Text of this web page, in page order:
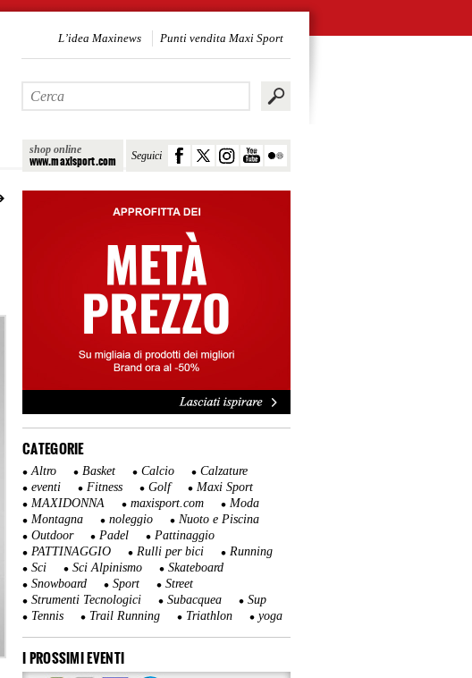
shop online
www.maxisport.com Seguici
L’idea Maxinews Punti vendita Maxi Sport
CATEGORIE
Altro Basket Calcio
Calzature
eventi
Fitness Golf
Maxi Sport
MAXIDONNA
maxisport.com
Moda
Montagna
noleggio
Nuoto e Piscina
Outdoor
Padel
Pattinaggio
PATTINAGGIO
Rulli per bici
Running
Sci
Sci Alpinismo
Skateboard
Snowboard
Sport
Street
Strumenti Tecnologici
Subacquea
Sup
Tennis
Trail Running Triathlon yoga
I PROSSIMI EVENTI